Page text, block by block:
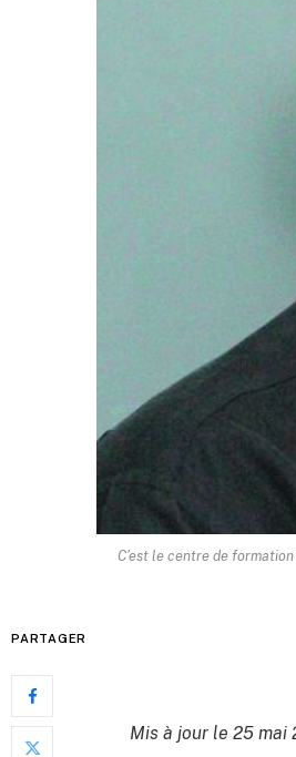
C'est le centre de formation
PARTAGER
Mis à jour le 25 mai